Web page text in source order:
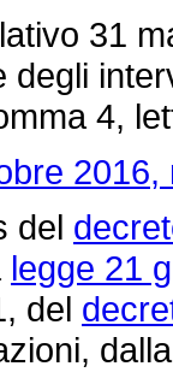
31
degli
4,
2016,
del
legge 21
del